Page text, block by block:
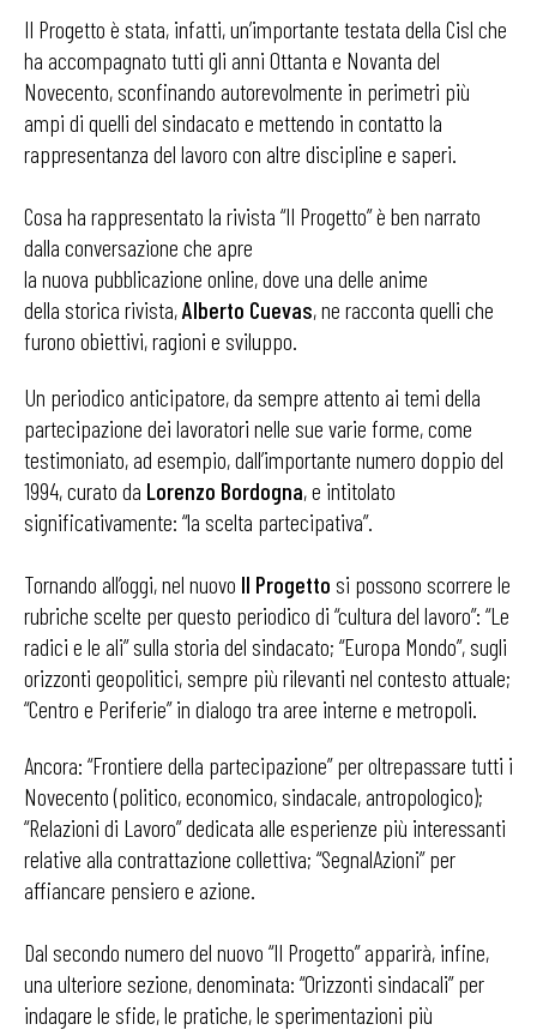
Il Progetto è stata, infatti, un’importante testata della Cisl che
ha accompagnato tutti gli anni Ottanta e Novanta del
Novecento, sconfinando autorevolmente in perimetri più
ampi di quelli del sindacato e mettendo in contatto la
rappresentanza del lavoro con altre discipline e saperi.
Cosa ha rappresentato la rivista “Il Progetto” è ben narrato
dalla conversazione che apre
la nuova pubblicazione online, dove una delle anime
della storica rivista,Alberto Cuevas, ne racconta quelli che
furono obiettivi, ragioni e sviluppo.
Un periodico anticipatore, da sempre attento ai temi della
partecipazione dei lavoratori nelle sue varie forme, come
testimoniato, ad esempio, dall’importante numero doppio del
1994, curato da Lorenzo Bordogna, e intitolato
significativamente: “la scelta partecipativa”.
Tornando all’oggi, nel nuovo Il Progetto si possono scorrere le
rubriche scelte per questo periodico di “cultura del lavoro”: “Le
radici e le ali” sulla storia del sindacato; “Europa Mondo”, sugli
orizzonti geopolitici, sempre più rilevanti nel contesto attuale;
“Centro e Periferie” in dialogo tra aree interne e metropoli.
Ancora: “Frontiere della partecipazione” per oltrepassare tutti i
Novecento (politico, economico, sindacale, antropologico);
“Relazioni di Lavoro” dedicata alle esperienze più interessanti
relative alla contrattazione collettiva; “SegnalAzioni” per
affiancare pensiero e azione.
Dal secondo numero del nuovo “Il Progetto” apparirà, infine,
una ulteriore sezione, denominata: “Orizzonti sindacali” per
indagare le sfide, le pratiche, le sperimentazioni più